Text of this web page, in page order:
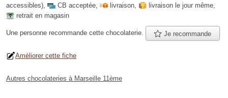
accessibles), CB acceptée, livraison, livraison le jour même,
retrait en magasin
Une personne recommande cette chocolaterie. Je recommande
Améliorer cette fiche
Autres chocolateries à Marseille 11ème